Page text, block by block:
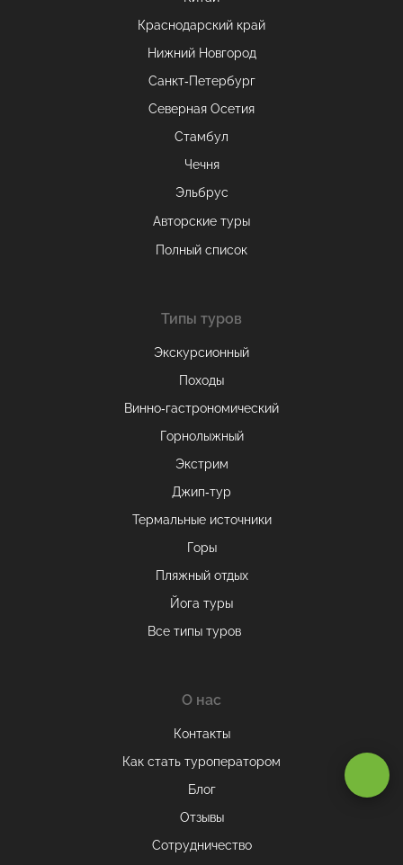
Краснодарский край
Нижний Новгород
Санкт-Петербург
Северная Осетия
Стамбул
Чечня
Эльбрус
Авторские туры
Полный список
Типы туров
Экскурсионный
Походы
Винно-гастрономический
Горнолыжный
Экстрим
Джип-тур
Термальные источники
Горы
Пляжный отдых
Йога туры
Все типы туров
О нас
Контакты
Как стать туроператором
Блог
Отзывы
Сотрудничество
Оставаясь на сайте, вы даетесогласие на обработку cookie и
Принимаю